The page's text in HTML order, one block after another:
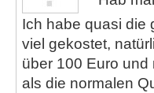
Ich habe quasi die
viel gekostet,
über 100 Euro und
als die normalen